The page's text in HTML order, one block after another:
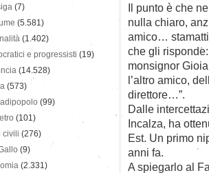
Il punto è che
nulla chiaro,
amico…
che gli
monsignor
l’altro amico,
direttore…”.
Dalle
Incalza, ha
Est. Un primo
anni fa.
A spiegarlo al
(7)
(5.581)
(1.402)
e progressisti (19)
(14.528)
(573)
(99)
(101)
civili (276)
(9)
(2.331)